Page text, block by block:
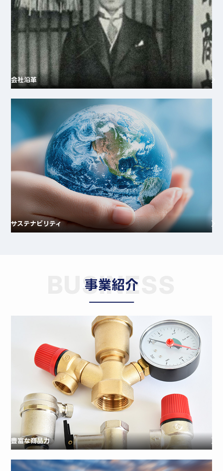
会社沿革
サステナビリティ
BUSINESS
事業紹介
豊富な商品力